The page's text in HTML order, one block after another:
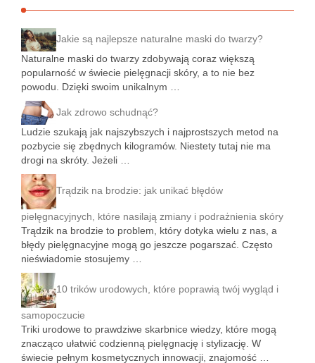
Jakie są najlepsze naturalne maski do twarzy?
Naturalne maski do twarzy zdobywają coraz większą
popularność w świecie pielęgnacji skóry, a to nie bez
powodu. Dzięki swoim unikalnym …
Jak zdrowo schudnąć?
Ludzie szukają jak najszybszych i najprostszych metod na
pozbycie się zbędnych kilogramów. Niestety tutaj nie ma
drogi na skróty. Jeżeli …
Trądzik na brodzie: jak unikać błędów
pielęgnacyjnych, które nasilają zmiany i podrażnienia skóry
Trądzik na brodzie to problem, który dotyka wielu z nas, a
błędy pielęgnacyjne mogą go jeszcze pogarszać. Często
nieświadomie stosujemy …
10 trików urodowych, które poprawią twój wygląd i
samopoczucie
Triki urodowe to prawdziwe skarbnice wiedzy, które mogą
znacząco ułatwić codzienną pielęgnację i stylizację. W
świecie pełnym kosmetycznych innowacji, znajomość …